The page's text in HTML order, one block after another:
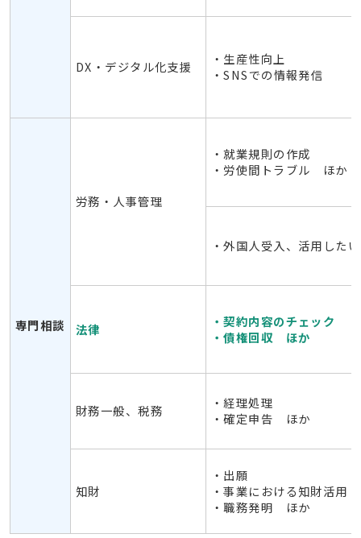
DX・デジタル化支援
・生産性向上
・SNSでの情報発信
専門相談
労務・人事管理
・就業規則の作成
・労使間トラブル ほか
・外国人受入、活用したい
法律
・契約内容のチェック
・債権回収 ほか
財務一般、税務
・経理処理
・確定申告 ほか
知財
・出願
・事業における知財活用
・職務発明 ほか